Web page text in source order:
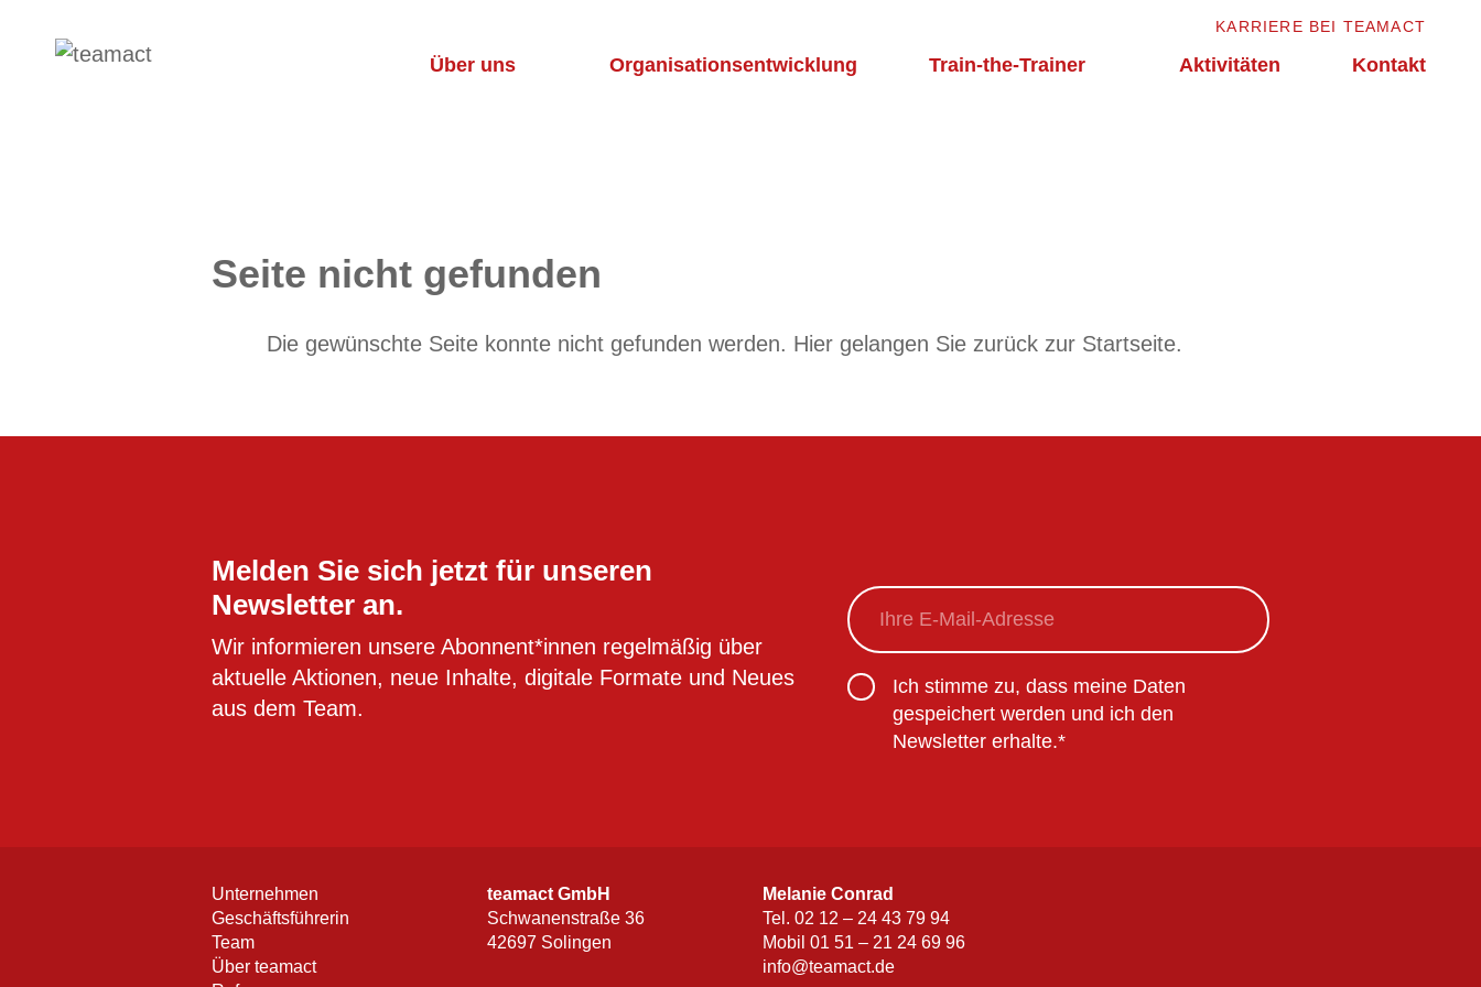
Über uns Organisationsentwicklung Train-the-Trainer Aktivitäten Kontakt
KARRIERE BEI TEAMACT
Seite nicht gefunden
Die gewünschte Seite konnte nicht gefunden werden. Hier gelangen Sie zurück zur Startseite.
Melden Sie sich jetzt für unseren
Newsletter an.
Wir informieren unsere Abonnent*innen regelmäßig über
aktuelle Aktionen, neue Inhalte, digitale Formate und Neues
aus dem Team.
„*“
zeigt
erforderliche
Felder
E-
Mail*
Einwilligung*
Ich stimme zu, dass meine Daten
gespeichert werden und ich den
Newsletter erhalte.*
Unternehmen
Geschäftsführerin
Team
Über teamact
teamact GmbH
Schwanenstraße 36
42697 Solingen
Melanie Conrad
Tel. 02 12 – 24 43 79 94
Mobil 01 51 – 21 24 69 96
info@teamact.de